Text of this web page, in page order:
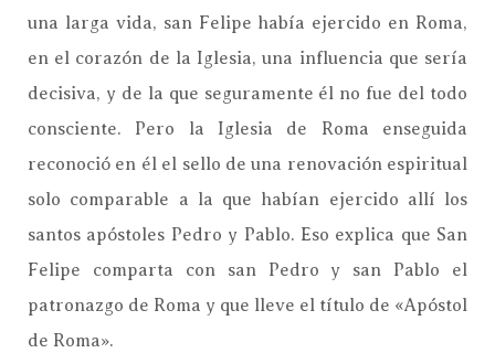
una larga vida, san Felipe había ejercido en Roma,
en el corazón de la Iglesia, una influencia que sería
decisiva, y de la que seguramente él no fue del todo
consciente. Pero la Iglesia de Roma enseguida
reconoció en él el sello de una renovación espiritual
solo comparable a la que habían ejercido allí los
santos apóstoles Pedro y Pablo. Eso explica que San
Felipe comparta con san Pedro y san Pablo el
patronazgo de Roma y que lleve el título de «Apóstol
de Roma».